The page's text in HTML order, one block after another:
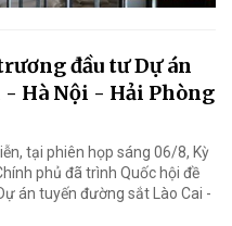
đầu tư Dự án
- Hà Nội - Hải Phòng
tại phiên họp sáng 06/8, Kỳ
phủ đã trình Quốc hội đề
án tuyến đường sắt Lào Cai -